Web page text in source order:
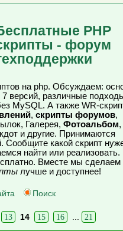
PHP
- форум
на php. Обсуждаем:
версий, различные
MySQL. А также WR-
, скрипты форумов,
Галерея, Фотоальбом,
и другие. Принимаются
Сообщите какой скрипт
найти или реализовать.
Вместе мы сделаем
лучше и доступнее!
Поиск
13 14 15 16 21